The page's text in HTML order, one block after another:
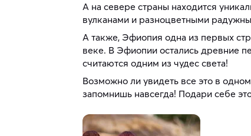
А на севере страны находится
вулканами и разноцветными
А также, Эфиопия одна из первых
веке. В Эфиопии остались древние
считаются одним из чудес света!
Возможно ли увидеть все это в
запомнишь навсегда! Подари себе